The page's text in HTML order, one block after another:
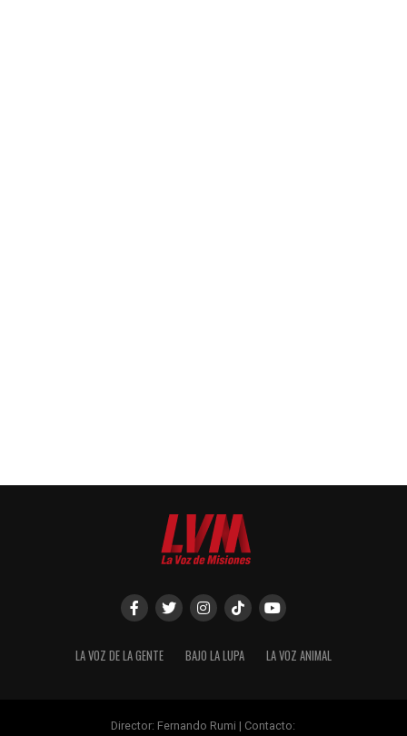
LA VOZ DE LA GENTE BAJO LA LUPA LA VOZ ANIMAL
Director: Fernando Rumi | Contacto: